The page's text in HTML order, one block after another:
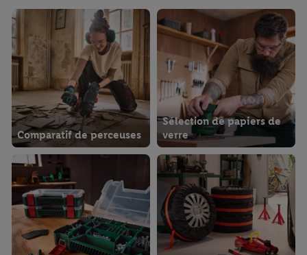
Comparatif de perceuses
Sélection de papiers de
verre